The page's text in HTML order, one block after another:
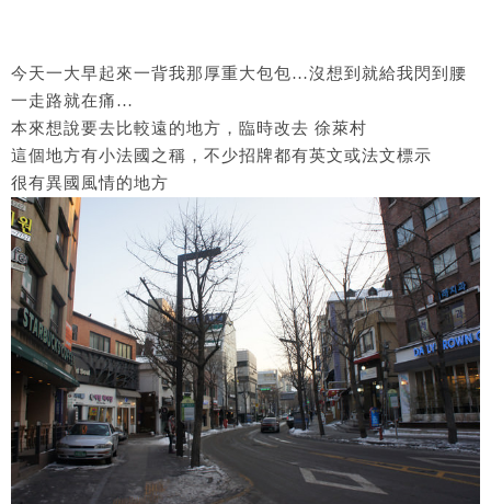
今天一大早起來一背我那厚重大包包…沒想到就給我閃到腰
一走路就在痛…
本來想說要去比較遠的地方，臨時改去 徐萊村
這個地方有小法國之稱，不少招牌都有英文或法文標示
很有異國風情的地方